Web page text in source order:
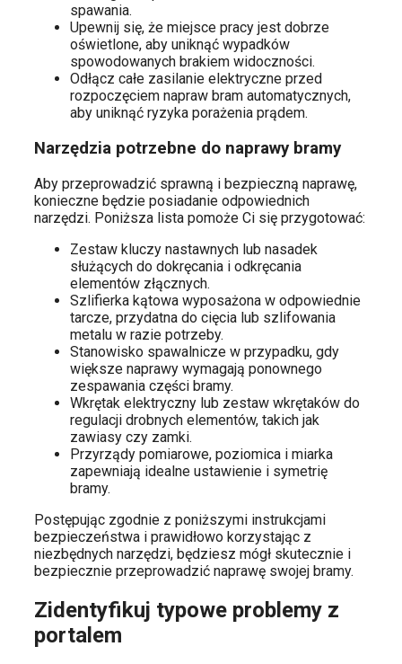
spawania.
Upewnij się, że miejsce pracy jest dobrze
oświetlone, aby uniknąć wypadków
spowodowanych brakiem widoczności.
Odłącz całe zasilanie elektryczne przed
rozpoczęciem napraw bram automatycznych,
aby uniknąć ryzyka porażenia prądem.
Narzędzia potrzebne do naprawy bramy
Aby przeprowadzić sprawną i bezpieczną naprawę,
konieczne będzie posiadanie odpowiednich
narzędzi. Poniższa lista pomoże Ci się przygotować:
Zestaw kluczy nastawnych lub nasadek
służących do dokręcania i odkręcania
elementów złącznych.
Szlifierka kątowa wyposażona w odpowiednie
tarcze, przydatna do cięcia lub szlifowania
metalu w razie potrzeby.
Stanowisko spawalnicze w przypadku, gdy
większe naprawy wymagają ponownego
zespawania części bramy.
Wkrętak elektryczny lub zestaw wkrętaków do
regulacji drobnych elementów, takich jak
zawiasy czy zamki.
Przyrządy pomiarowe, poziomica i miarka
zapewniają idealne ustawienie i symetrię
bramy.
Postępując zgodnie z poniższymi instrukcjami
bezpieczeństwa i prawidłowo korzystając z
niezbędnych narzędzi, będziesz mógł skutecznie i
bezpiecznie przeprowadzić naprawę swojej bramy.
Zidentyfikuj typowe problemy z
portalem